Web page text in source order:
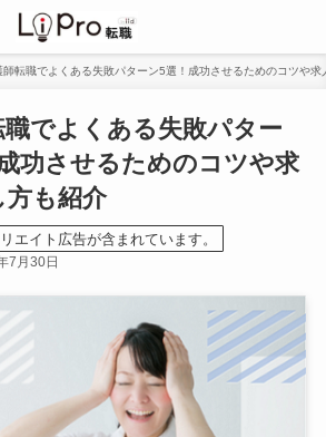
師転職でよくある失敗パターン5選！成功させるためのコツや求
職でよくある失敗パター
功させるためのコツや求
方も紹介
エイト広告が含まれています。
7月30日